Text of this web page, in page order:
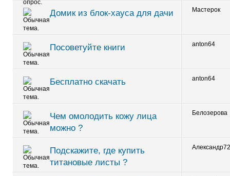
Домик из блок-хауса для дачи Мастерок
Посоветуйте книги anton64
Бесплатно скачать anton64
Чем омолодить кожу лица
можно ?
Белозерова
Подскажите, где купить
титановые листы ?